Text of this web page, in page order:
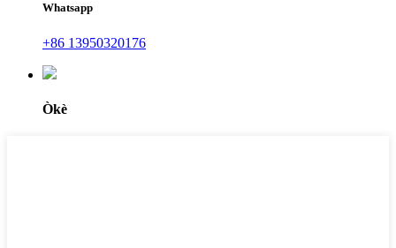
Whatsapp
+86 13950320176
Òkè